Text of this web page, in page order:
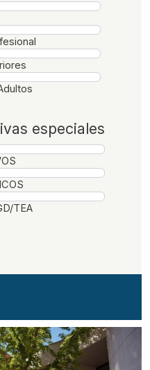
especiales
TEA